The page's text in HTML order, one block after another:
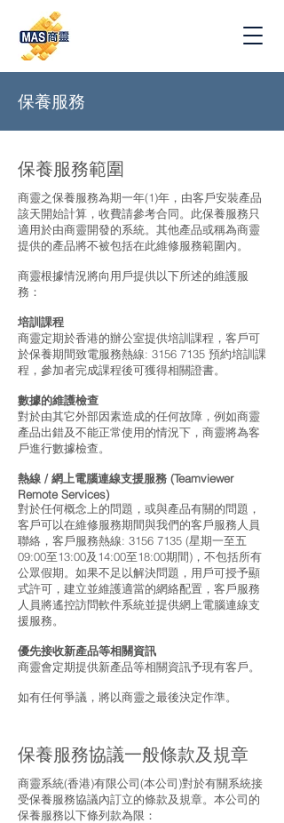
保養服務
保養服務範圍
商靈之保養服務為期一年(1)年，由客戶安裝產品
該天開始計算，收費請參考合同。此保養服務只
適用於由商靈開發的系統。其他產品或稱為商靈
提供的產品將不被包括在此維修服務範圍內。
商靈根據情況將向用戶提供以下所述的維護服
務：
培訓課程
商靈定期於香港的辦公室提供培訓課程，客戶可
於保養期間致電服務熱線: 3156 7135 預約培訓課
程，參加者完成課程後可獲得相關證書。
數據的維護檢查
對於由其它外部因素造成的任何故障，例如商靈
產品出錯及不能正常使用的情況下，商靈將為客
戶進行數據檢查。
熱線 / 網上電腦連線支援服務 (Teamviewer
Remote Services)
對於任何概念上的問題，或與產品有關的問題，
客戶可以在維修服務期間與我們的客戶服務人員
聯絡，客戶服務熱線: 3156 7135 (星期一至五
09:00至13:00及14:00至18:00期間)，不包括所有
公眾假期。如果不足以解決問題，用戶可授予顯
式許可，建立並維護適當的網絡配置，客戶服務
人員將遙控訪問軟件系統並提供網上電腦連線支
援服務。
優先接收新產品等相關資訊
商靈會定期提供新產品等相關資訊予現有客戶。
如有任何爭議，將以商靈之最後決定作準。
保養服務協議一般條款及規章
商靈系統(香港)有限公司(本公司)對於有關系統接
受保養服務協議內訂立的條款及規章。本公司的
保養服務以下條列款為限：